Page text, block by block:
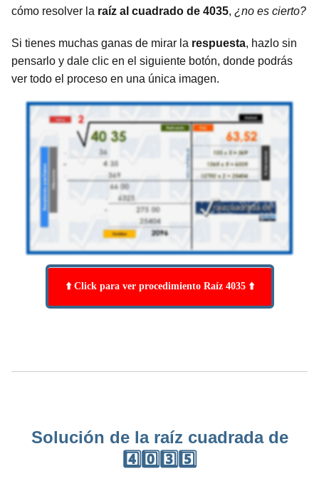
cómo resolver la raíz al cuadrado de 4035, ¿no es cierto?
Si tienes muchas ganas de mirar la respuesta, hazlo sin
pensarlo y dale clic en el siguiente botón, donde podrás
ver todo el proceso en una única imagen.
⬆️ Click para ver procedimiento Raíz 4035 ⬆️
Solución de la raíz cuadrada de
4️⃣0️⃣3️⃣5️⃣